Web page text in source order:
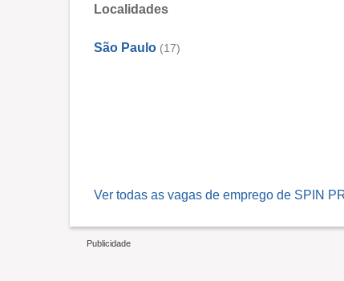
Localidades
São Paulo (17)
Ver todas as vagas de emprego de SPIN